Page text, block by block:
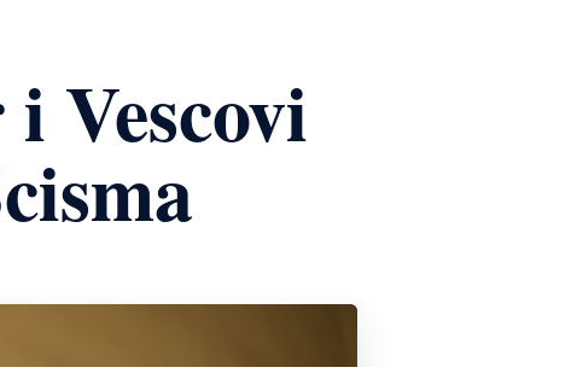
Vescovi